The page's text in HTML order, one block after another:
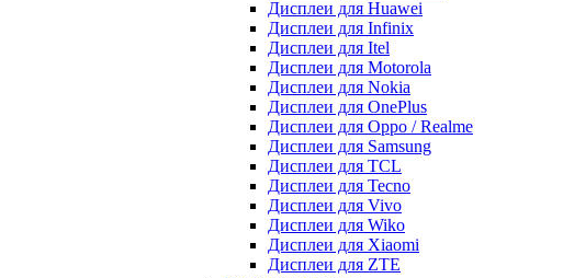
Дисплеи для Huawei
Дисплеи для Infinix
Дисплеи для Itel
Дисплеи для Motorola
Дисплеи для Nokia
Дисплеи для OnePlus
Дисплеи для Oppo / Realme
Дисплеи для Samsung
Дисплеи для TCL
Дисплеи для Tecno
Дисплеи для Vivo
Дисплеи для Wiko
Дисплеи для Xiaomi
Дисплеи для ZTE